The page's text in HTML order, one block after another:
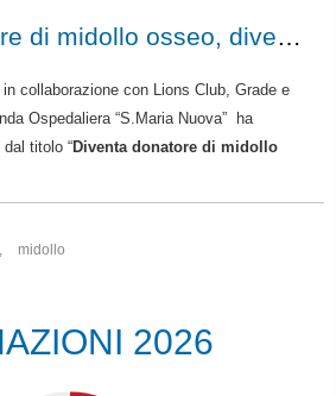
Diventa donatore di midollo osseo, diventa un eroe sconosciuto
in collaborazione con Lions Club, Grade e
Ospedaliera “S.Maria Nuova” ha
titolo “Diventa donatore di midollo
midollo
2026